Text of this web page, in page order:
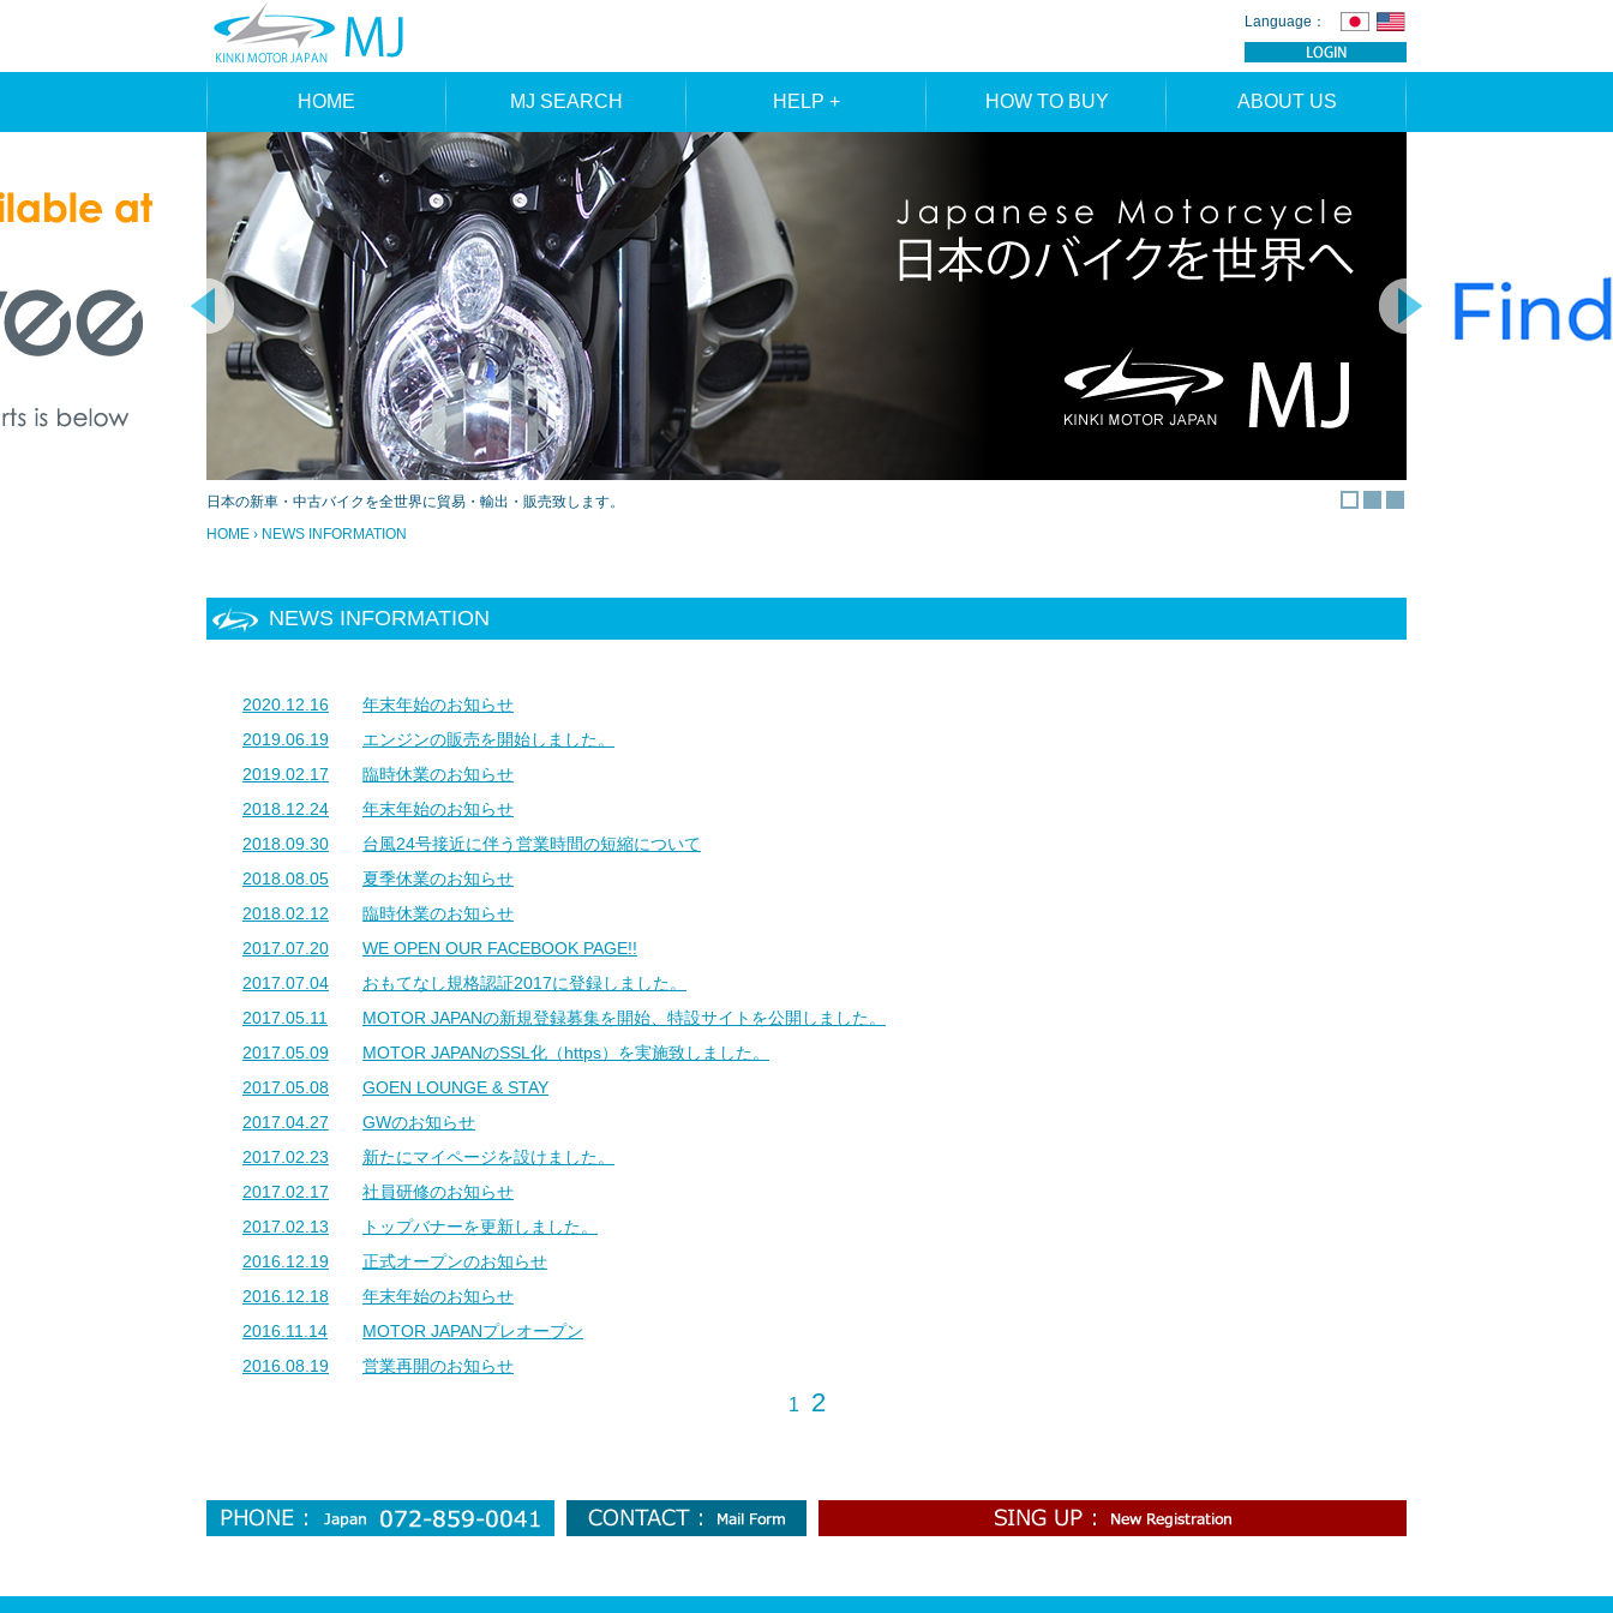
Language：
HOME MJ SEARCH
MAKER SEARCH
TYPE SEARCH
HELP + HOW TO BUY
MEMBERS
ABOUT US
CONTACT
APPLICATION
日本の新車・中古バイクを全世界に貿易・輸出・販売致します。
HOME › NEWS INFORMATION
NEWS INFORMATION
2020.12.16
年末年始のお知らせ
2019.06.19
エンジンの販売を開始しました。
2019.02.17
臨時休業のお知らせ
2018.12.24
年末年始のお知らせ
2018.09.30
台風24号接近に伴う営業時間の短縮について
2018.08.05
夏季休業のお知らせ
2018.02.12
臨時休業のお知らせ
2017.07.20
WE OPEN OUR FACEBOOK PAGE!!
2017.07.04
おもてなし規格認証2017に登録しました。
2017.05.11
MOTOR JAPANの新規登録募集を開始、特設サイトを公開しました。
2017.05.09
MOTOR JAPANのSSL化（https）を実施致しました。
2017.05.08
GOEN LOUNGE & STAY
2017.04.27
GWのお知らせ
2017.02.23
新たにマイページを設けました。
2017.02.17
社員研修のお知らせ
2017.02.13
トップバナーを更新しました。
2016.12.19
正式オープンのお知らせ
2016.12.18
年末年始のお知らせ
2016.11.14
MOTOR JAPANプレオープン
2016.08.19
営業再開のお知らせ
1 2